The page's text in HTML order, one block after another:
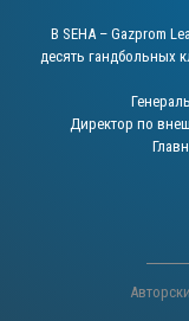
В SEHA – Gazprom
десять гандбольных
Директор по